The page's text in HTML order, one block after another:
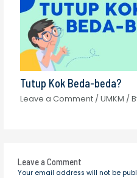
Tutup Kok Beda-beda?
Leave a Comment /UMKM /
Leave a Comment
Your email address will not be